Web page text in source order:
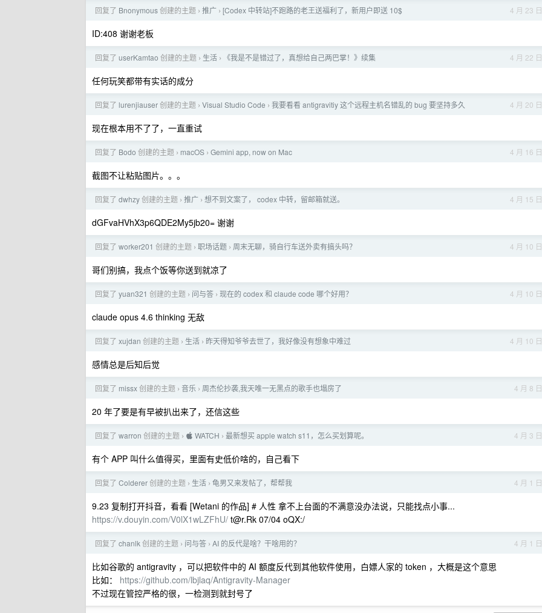
4 月 23 日
回复了 Bnonymous创建的主题 › 推广 › [Codex 中转站]不跑路的老王送福利了，新用户即送 10$
ID:408 谢谢老板
4 月 22 日
回复了 userKamtao 创建的主题 › 生活 › 《我是不是错过了，真想给自己两巴掌！》续集
任何玩笑都带有实话的成分
4 月 20 日
回复了 lurenjiauser创建的主题 › Visual Studio Code › 我要看看 antigravitiy 这个远程主机名错乱的 bug 要坚持多久
现在根本用不了了，一直重试
4 月 16 日
回复了 Bodo 创建的主题 › macOS › Gemini app, now on Mac
截图不让粘贴图片。。。
4 月 15 日
回复了 dwhzy创建的主题 › 推广 › 想不到文案了， codex 中转，留邮箱就送。
dGFvaHVhX3p6QDE2My5jb20= 谢谢
4 月 10 日
回复了 worker201 创建的主题 › 职场话题 › 周末无聊，骑自行车送外卖有搞头吗？
哥们别搞，我点个饭等你送到就凉了
4 月 10 日
回复了 yuan321 创建的主题 › 问与答 › 现在的 codex 和 claude code 哪个好用？
claude opus 4.6 thinking 无敌
4 月 10 日
回复了 xujdan 创建的主题 › 生活 › 昨天得知爷爷去世了，我好像没有想象中难过
感情总是后知后觉
4 月 8 日
回复了 missx创建的主题 › 音乐 › 周杰伦抄袭,我天唯一无黑点的歌手也塌房了
20 年了要是有早被扒出来了，还信这些
4 月 3 日
回复了 warron 创建的主题 ›  WATCH › 最新想买 apple watch s11，怎么买划算呢。
有个 APP 叫什么值得买，里面有史低价啥的，自己看下
4 月 1 日
回复了 Colderer创建的主题 › 生活 › 龟男又来发帖了，帮帮我
9.23 复制打开抖音，看看 [Wetani 的作品] # 人性 拿不上台面的不满意没办法说，只能找点小事...
https://v.douyin.com/V0lX1wLZFhU/ t@r.Rk 07/04 oQX:/
4 月 1 日
回复了 chanlk创建的主题 › 问与答 › AI 的反代是啥？干啥用的？
比如谷歌的 antigravity ，可以把软件中的 AI 额度反代到其他软件使用，白嫖人家的 token ，大概是这个意思
比如： https://github.com/lbjlaq/Antigravity-Manager
不过现在管控严格的很，一检测到就封号了